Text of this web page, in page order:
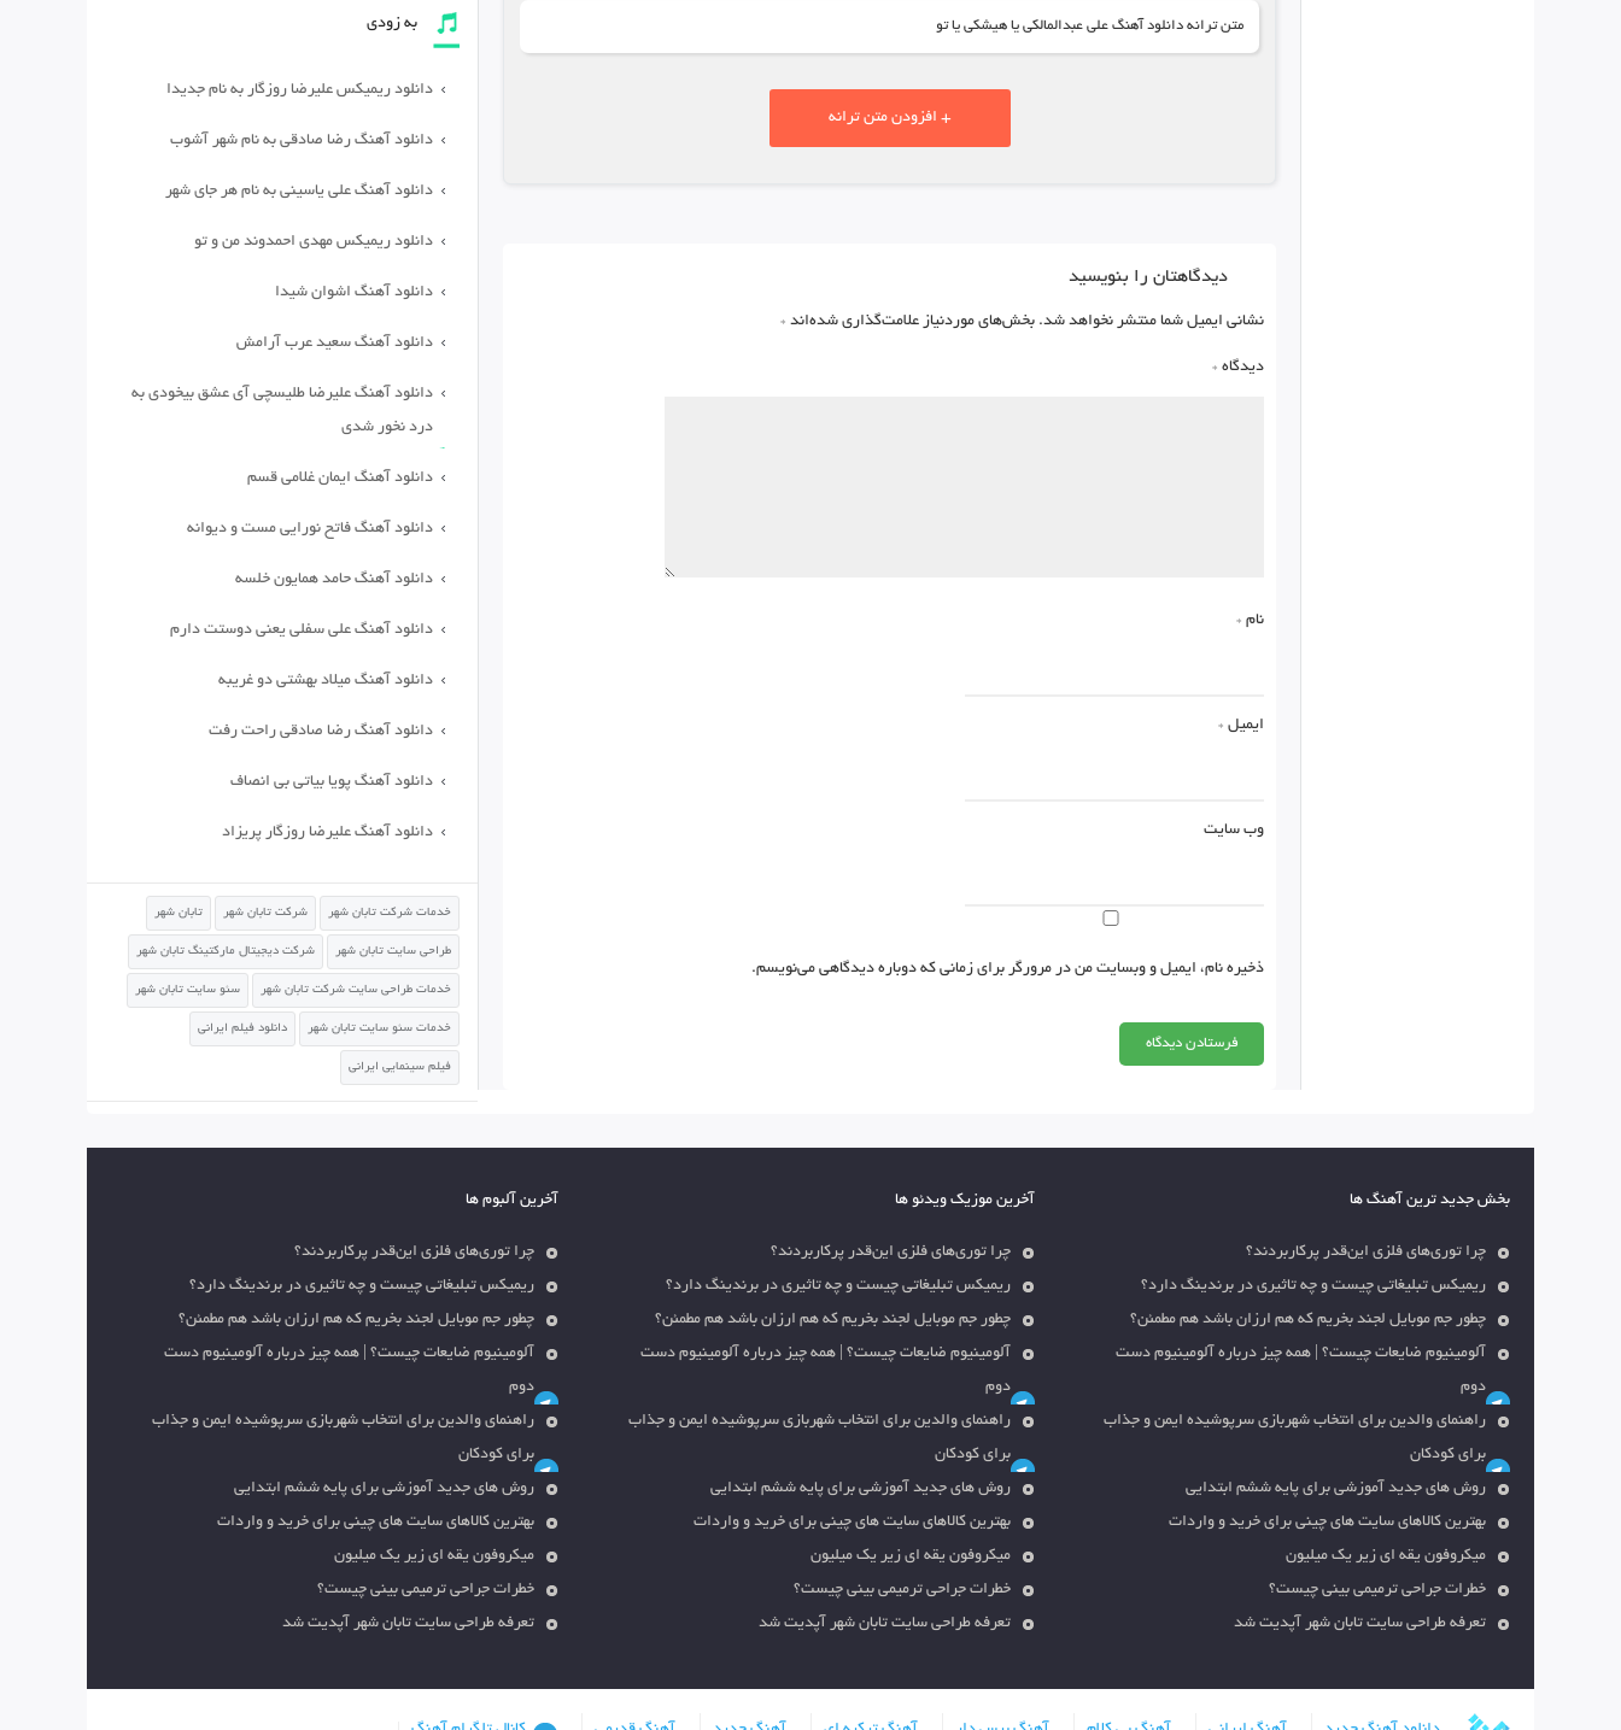
متن ترانه دانلود آهنگ علی عبدالمالکی یا هیشکی یا تو
+ افزودن متن ترانه
دیدگاهتان را بنویسید
نشانی ایمیل شما منتشر نخواهد شد. بخش‌های موردنیاز علامت‌گذاری شده‌اند *
دیدگاه *
نام *
ایمیل *
وب‌ سایت
ذخیره نام، ایمیل و وبسایت من در مرورگر برای زمانی که دوباره دیدگاهی می‌نویسم.
به زودی
دانلود ریمیکس علیرضا روزگار به نام جدیدا
دانلود آهنگ رضا صادقی به نام شهر آشوب
دانلود آهنگ علی یاسینی به نام هر جای شهر
دانلود ریمیکس مهدی احمدوند من و تو
دانلود آهنگ اشوان شیدا
دانلود آهنگ سعید عرب آرامش
دانلود آهنگ علیرضا طلیسچی آی عشق بیخودی به
درد نخور شدی
دانلود آهنگ ایمان غلامی قسم
دانلود آهنگ فاتح نورایی مست و دیوانه
دانلود آهنگ حامد همایون خلسه
دانلود آهنگ علی سفلی یعنی دوستت دارم
دانلود آهنگ میلاد بهشتی دو غریبه
دانلود آهنگ رضا صادقی راحت رفت
دانلود آهنگ پویا بیاتی بی انصاف
دانلود آهنگ علیرضا روزگار پریزاد
خدمات شرکت تابان شهر شرکت تابان شهر تابان شهر
طراحی سایت تابان شهر شرکت دیجیتال مارکتینگ تابان شهر
خدمات طراحی سایت شرکت تابان شهر سئو سایت تابان شهر
خدمات سئو سایت تابان شهر دانلود فیلم ایرانی
فیلم سینمایی ایرانی
بخش جدید ترین آهنگ ها
چرا توری‌های فلزی این‌قدر پرکاربردند؟
ریمیکس تبلیغاتی چیست و چه تاثیری در برندینگ دارد؟
چطور جم موبایل لجند بخریم که هم ارزان باشد هم مطمئن؟
آلومینیوم ضایعات چیست؟ | همه چیز درباره آلومینیوم دست
دوم
راهنمای والدین برای انتخاب شهربازی سرپوشیده ایمن و جذاب
برای کودکان
روش های جدید آموزشی برای پایه ششم ابتدایی
بهترین کالاهای سایت های چینی برای خرید و واردات
میکروفون یقه ای زیر یک میلیون
خطرات جراحی ترمیمی بینی چیست؟
تعرفه طراحی سایت تابان شهر آپدیت شد
آخرین موزیک ویدئو ها
چرا توری‌های فلزی این‌قدر پرکاربردند؟
ریمیکس تبلیغاتی چیست و چه تاثیری در برندینگ دارد؟
چطور جم موبایل لجند بخریم که هم ارزان باشد هم مطمئن؟
آلومینیوم ضایعات چیست؟ | همه چیز درباره آلومینیوم دست
دوم
راهنمای والدین برای انتخاب شهربازی سرپوشیده ایمن و جذاب
برای کودکان
روش های جدید آموزشی برای پایه ششم ابتدایی
بهترین کالاهای سایت های چینی برای خرید و واردات
میکروفون یقه ای زیر یک میلیون
خطرات جراحی ترمیمی بینی چیست؟
تعرفه طراحی سایت تابان شهر آپدیت شد
آخرین آلبوم ها
چرا توری‌های فلزی این‌قدر پرکاربردند؟
ریمیکس تبلیغاتی چیست و چه تاثیری در برندینگ دارد؟
چطور جم موبایل لجند بخریم که هم ارزان باشد هم مطمئن؟
آلومینیوم ضایعات چیست؟ | همه چیز درباره آلومینیوم دست
دوم
راهنمای والدین برای انتخاب شهربازی سرپوشیده ایمن و جذاب
برای کودکان
روش های جدید آموزشی برای پایه ششم ابتدایی
بهترین کالاهای سایت های چینی برای خرید و واردات
میکروفون یقه ای زیر یک میلیون
خطرات جراحی ترمیمی بینی چیست؟
تعرفه طراحی سایت تابان شهر آپدیت شد